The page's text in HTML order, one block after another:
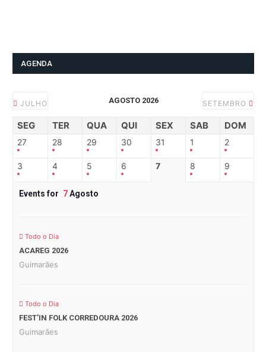
AGENDA
JULHO AGOSTO 2026 SETEMBRO
SEG TER QUA QUI SEX SAB DOM
27 28 29 30 31 1 2
3 4 5 6 7 8 9
Events for 7Agosto
Todo o Dia
ACAREG 2026
Guimarães
Todo o Dia
FEST’IN FOLK CORREDOURA 2026
Guimarães